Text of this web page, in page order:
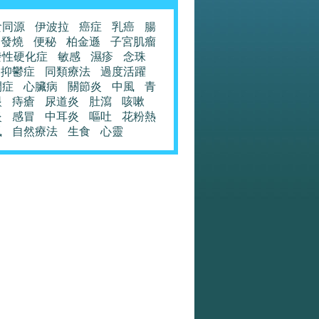
源 伊波拉 癌症 乳癌
腸
發燒
便秘 柏金遜
子宮肌瘤
硬化症
敏感 濕疹
念珠
抑鬱症
同類療法
過度活躍
心臟病 關節炎 中風
青
痔瘡 尿道炎 肚瀉
咳嗽
感冒 中耳炎 嘔吐
花粉熱
自然療法 生食 心靈